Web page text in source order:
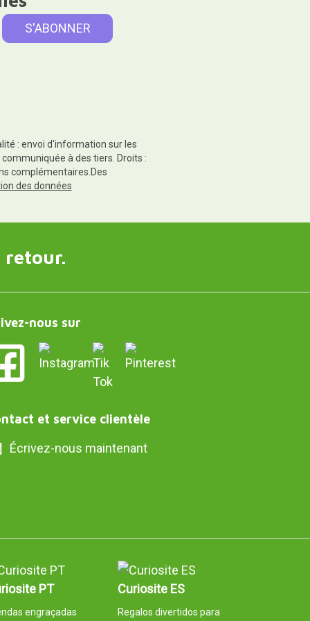
: envoi d'information sur les
à des tiers. Droits :
complémentaires.Des
des données
retour.
nous sur
et service clientèle
Écrivez-nous maintenant
PT
engraçadas
Curiosite ES
Regalos divertidos para